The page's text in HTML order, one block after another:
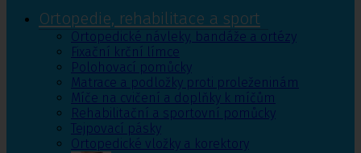
Ortopedie, rehabilitace a sport
Ortopedické návleky, bandáže a ortézy
Fixační krční límce
Polohovací pomůcky
Matrace a podložky proti proleženinám
Míče na cvičení a doplňky k míčům
Rehabilitační a sportovní pomůcky
Tejpovací pásky
Ortopedické vložky a korektory